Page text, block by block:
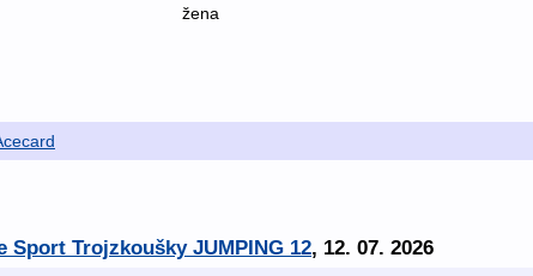
žena
Sport Trojzkoušky JUMPING 12, 12. 07. 2026